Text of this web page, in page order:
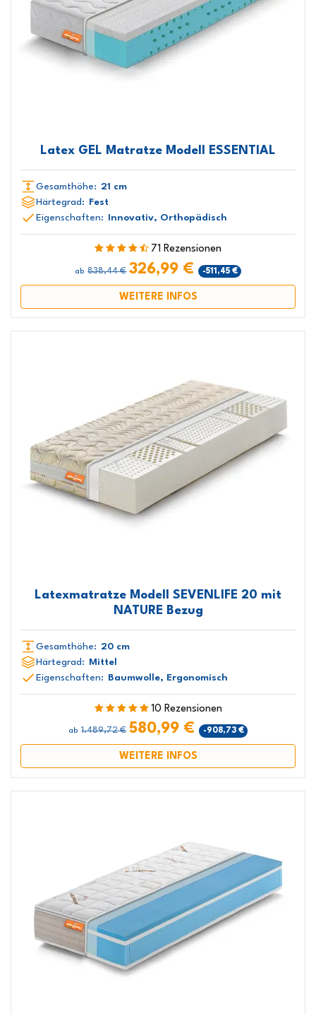
Latex GEL Matratze Modell ESSENTIAL
Gesamthöhe: 21 cm
Härtegrad:
Fest
Eigenschaften:
Innovativ, Orthopädisch
71 Rezensionen
ab 838,44 € 326,99 € -511,45 €
WEITERE INFOS
Latexmatratze Modell SEVENLIFE 20 mit
NATURE Bezug
Gesamthöhe: 20 cm
Härtegrad: Mittel
Eigenschaften: Baumwolle, Ergonomisch
10 Rezensionen
ab 1.489,72 € 580,99 € -908,73 €
WEITERE INFOS